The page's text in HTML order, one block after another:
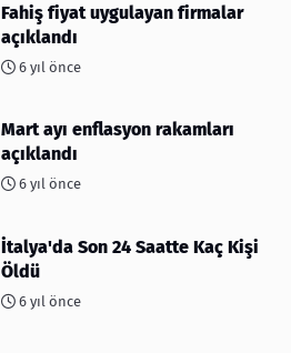
Fahiş fiyat uygulayan firmalar
açıklandı
6 yıl önce
Mart ayı enflasyon rakamları
açıklandı
6 yıl önce
İtalya'da Son 24 Saatte Kaç Kişi
Öldü
6 yıl önce